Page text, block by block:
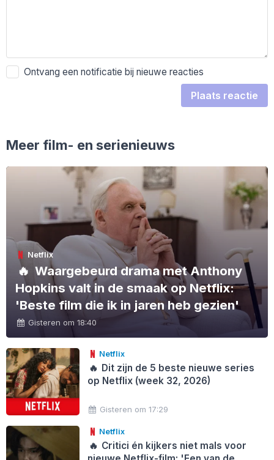
Ontvang een notificatie bij nieuwe reacties
Plaats reactie
Meer film- en serienieuws
Netflix
🔥 Waargebeurd drama met Anthony
Hopkins valt in de smaak op Netflix:
'Beste film die ik in jaren heb gezien'
Gisteren om 18:40
Netflix
🔥 Dit zijn de 5 beste nieuwe series
op Netflix (week 32, 2026)
Gisteren om 17:29
Netflix
🔥 Critici én kijkers niet mals voor